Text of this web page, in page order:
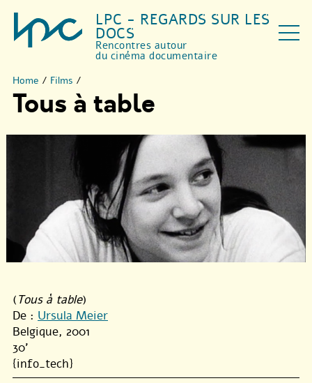
LPC - REGARDS SUR LES
DOCS
Rencontres autour
du cinéma documentaire
Home / Films /
Tous à table
(Tous à table)
De : Ursula Meier
Belgique, 2001
30'
{info_tech}